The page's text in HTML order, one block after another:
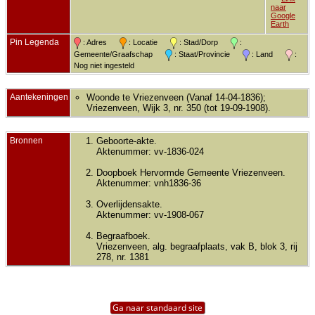
naar
Google
Earth
Pin Legenda : Adres : Locatie : Stad/Dorp
:
Gemeente/Graafschap
: Staat/Provincie : Land
:
Nog niet ingesteld
Aantekeningen
Woonde te Vriezenveen (Vanaf 14-04-1836);
Vriezenveen, Wijk 3, nr. 350 (tot 19-09-1908).
Bronnen
Geboorte-akte.
Aktenummer: vv-1836-024
Doopboek Hervormde Gemeente Vriezenveen.
Aktenummer: vnh1836-36
Overlijdensakte.
Aktenummer: vv-1908-067
Begraafboek.
Vriezenveen, alg. begraafplaats, vak B, blok 3, rij
278, nr. 1381
Ga naar standaard site